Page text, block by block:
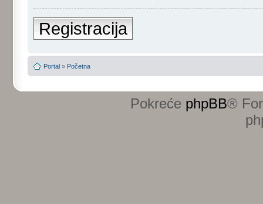
Registracija
Portal » Početna
Pokreće phpBB®